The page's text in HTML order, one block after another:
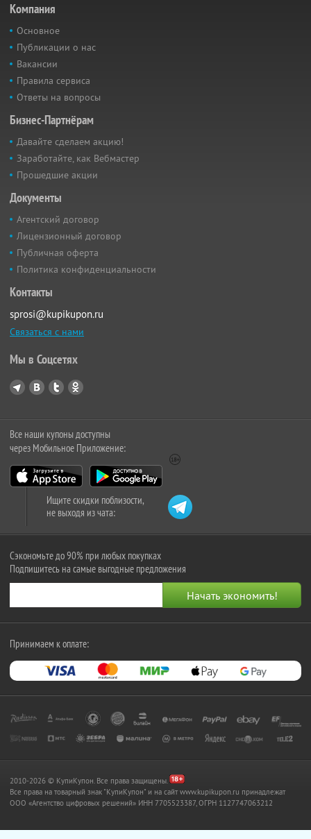
Компания
Основное
Публикации о нас
Вакансии
Правила сервиса
Ответы на вопросы
Бизнес-Партнёрам
Давайте сделаем акцию!
Заработайте, как Вебмастер
Прошедшие акции
Документы
Агентский договор
Лицензионный договор
Публичная оферта
Политика конфиденциальности
Контакты
sprosi@kupikupon.ru
Связаться с нами
Мы в Соцсетях
Все наши купоны доступны
через Мобильное Приложение:
Ищите скидки поблизости,
не выходя из чата:
Сэкономьте до 90% при любых покупках
Подпишитесь на самые выгодные предложения
Принимаем к оплате:
2010-2026 © КупиКупон. Все права защищены.
Все права на товарный знак "КупиКупон" и на сайт www.kupikupon.ru принадлежат
OOO «Агентство цифровых решений» ИНН 7705523387, ОГРН 1127747063212